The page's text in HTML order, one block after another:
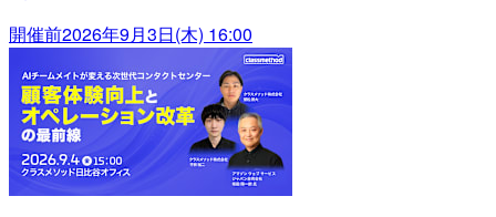
開催前2026年9月3日(木) 16:00